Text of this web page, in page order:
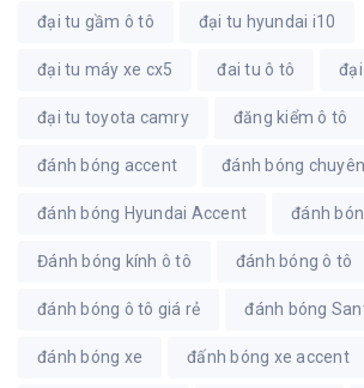
đại tu gầm ô tô đại tu hyundai i10
đại tu máy xe cx5 đai tu ô tô
đại tu toyota camry đăng kiểm ô tô
đánh bóng accent đánh bóng
đánh bóng Hyundai Accent đánh
Đánh bóng kính ô tô đánh bóng ô tô
đánh bóng ô tô giá rẻ đánh bóng
đánh bóng xe đấnh bóng xe accent